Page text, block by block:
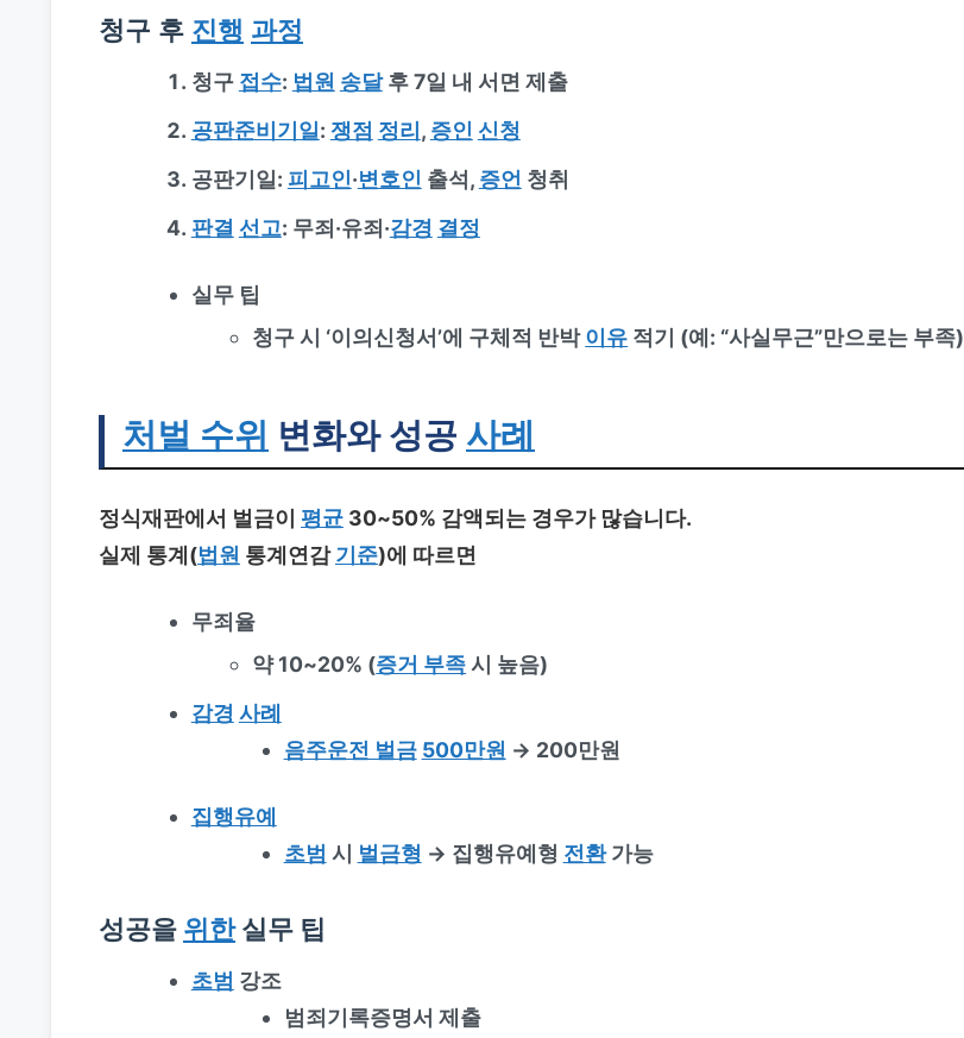
청구 후 진행 과정
청구 접수: 법원 송달후 7일 내 서면 제출
공판준비기일 : 쟁점 정리 , 증인 신청
공판기일 : 피고인·변호인 출석, 증언 청취
판결 선고: 무죄·유죄·감경 결정
실무 팁
청구 시 ‘이의신청서’에 구체적 반박이유 적기 (예: “사실무근”만으로는 부족)
처벌 수위 변화와 성공 사례
정식재판에서 벌금이 평균 30~50% 감액되는 경우가 많습니다.
실제 통계(법원 통계연감기준)에 따르면
무죄율
약 10~20% (증거 부족시 높음)
감경 사례
음주운전 벌금 500만원 → 200만원
집행유예
초범 시 벌금형 → 집행유예형 전환가능
성공을 위한실무 팁
초범 강조
범죄기록증명서 제출